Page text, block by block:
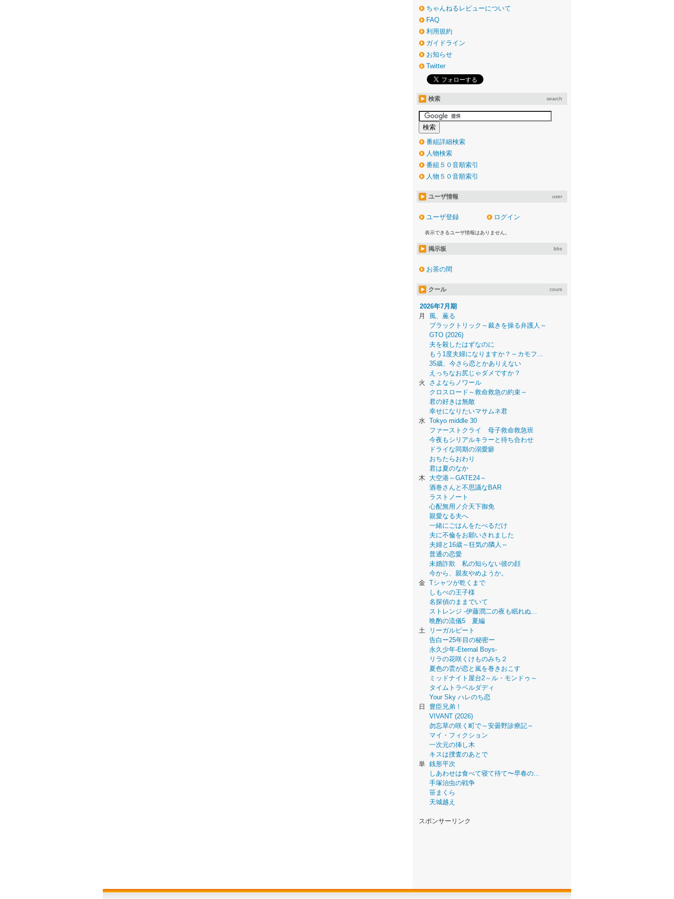
ちゃんねるレビューについて
FAQ
利用規約
ガイドライン
お知らせ
Twitter
検索 search
番組詳細検索
人物検索
番組５０音順索引
人物５０音順索引
ユーザ情報 user
ユーザ登録 ログイン
表示できるユーザ情報はありません。
掲示板 bbs
お茶の間
クール cours
2026年7月期
月
風、薫る
ブラックトリック～裁きを操る弁護人～
GTO (2026)
夫を殺したはずなのに
もう1度夫婦になりますか？～カモフ...
35歳、今さら恋とかありえない
えっちなお尻じゃダメですか？
火
さよならノワール
クロスロード～救命救急の約束～
君の好きは無敵
幸せになりたいマサムネ君
水 Tokyo middle 30
ファーストクライ 母子救命救急班
今夜もシリアルキラーと待ち合わせ
ドライな同期の溺愛癖
おちたらおわり
君は夏のなか
木
大空港～GATE24～
酒巻さんと不思議なBAR
ラストノート
心配無用ノ介天下御免
親愛なる夫へ
一緒にごはんをたべるだけ
夫に不倫をお願いされました
夫婦と16歳～狂気の隣人～
普通の恋愛
未婚詐欺 私の知らない彼の顔
今から、親友やめようか。
金 Tシャツが乾くまで
しもべの王子様
名探偵のままでいて
ストレンジ -伊藤潤二の夜も眠れぬ...
晩酌の流儀5 夏編
土
リーガルビート
告白ー25年目の秘密ー
永久少年-Eternal Boys-
リラの花咲くけものみち２
夏色の雲が恋と嵐を巻きおこす
ミッドナイト屋台2～ル・モンドゥ～
タイムトラベルダディ
Your Sky ハレのち恋
日
豊臣兄弟！
VIVANT (2026)
勿忘草の咲く町で～安曇野診療記～
マイ・フィクション
一次元の挿し木
キスは捜査のあとで
単 銭形平次
しあわせは食べて寝て待て〜早春の...
手塚治虫の戦争
笹まくら
天城越え
スポンサーリンク